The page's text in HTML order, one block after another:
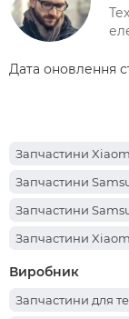
Дата оновлення
Запчастини
Запчастини
Запчастини
Запчастини
Запчастини ZTE
Запчастини
Виробник
Запчастини для